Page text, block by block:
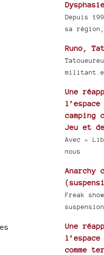
Depuis
sa région,
Runo,
Une
camping
Jeu et
Avec «
nous
Anarchy
Freak
Une
comme